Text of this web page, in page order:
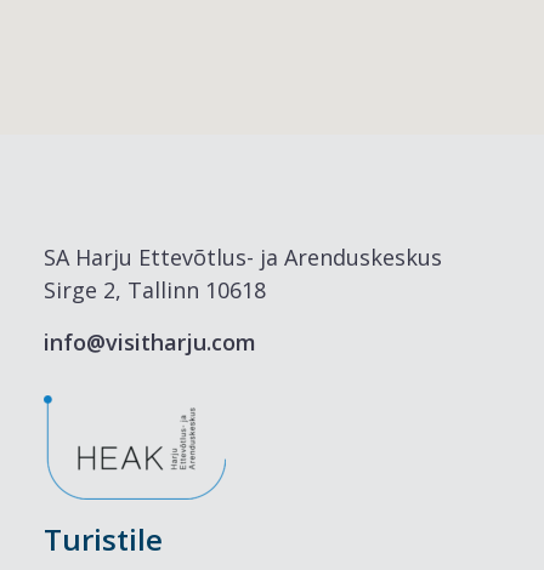
SA Harju Ettevõtlus- ja Arenduskeskus
Sirge 2, Tallinn 10618
info@visitharju.com
Turistile